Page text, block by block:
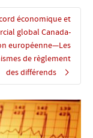
économique et
global Canada-
européenne—Les
de règlement
des différends